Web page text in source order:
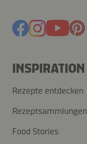
INSPIRATION
Rezepte entdecken
Rezeptsammlungen
Food Stories